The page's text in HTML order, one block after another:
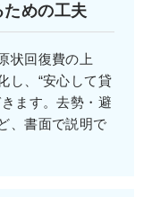
めの工夫
状回復費の上
し、“安心して貸
ます。去勢・避
、書面で説明で